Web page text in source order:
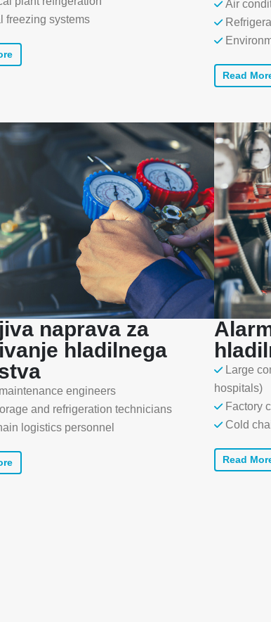
freezing systems
Air
Read
naprava za
hladilnega
engineers
and refrigeration technicians
logistics personnel
Large
hospitals)
Factory
Cold
Read